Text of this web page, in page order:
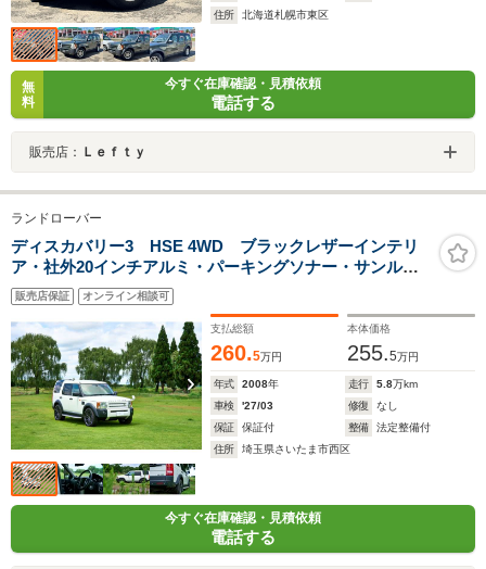
住所
北海道札幌市東区
無
料
今すぐ在庫確認・見積依頼
電話する
販売店： Ｌｅｆｔｙ
ランドローバー
ディスカバリー3 HSE 4WD ブラックレザーインテリ
ア・社外20インチアルミ・パーキングソナー・サンルー
フ・HIDヘッドライトサイドランニングボード・社外デジ
タルインナーミラー
販売店保証 オンライン相談可
支払総額
260.5万円
本体価格
255.5万円
年式 2008年 走行 5.8万km
車検
'27/03 修復
なし
保証
保証付 整備
法定整備付
住所
埼玉県さいたま市西区
今すぐ在庫確認・見積依頼
電話する